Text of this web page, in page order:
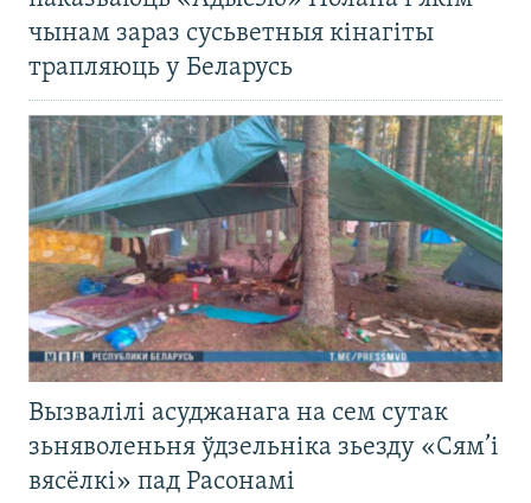
чынам зараз сусьветныя кінагіты
трапляюць у Беларусь
Вызвалілі асуджанага на сем сутак
зьняволеньня ўдзельніка зьезду «Сям’і
вясёлкі» пад Расонамі